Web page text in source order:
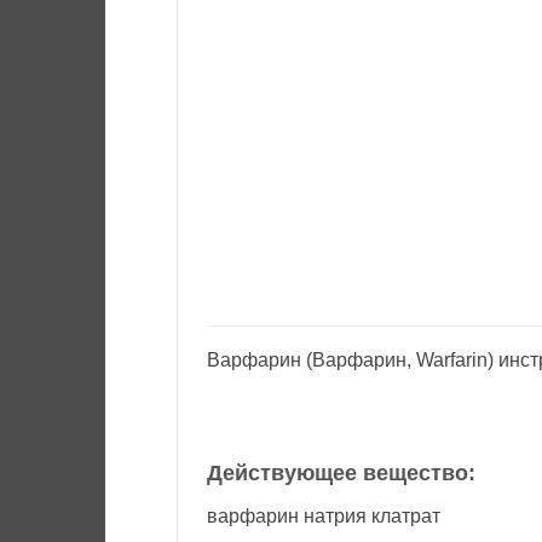
Варфарин (Варфарин, Warfarin)
Действующее вещество:
варфарин натрия клатрат